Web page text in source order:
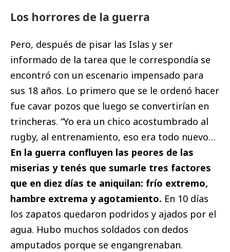
Los horrores de la guerra
Pero, después de pisar las Islas y ser
informado de la tarea que le correspondía se
encontró con un escenario impensado para
sus 18 años. Lo primero que se le ordenó hacer
fue cavar pozos que luego se convertirían en
trincheras. “Yo era un chico acostumbrado al
rugby, al entrenamiento, eso era todo nuevo…
En la guerra confluyen las peores de las
miserias y tenés que sumarle tres factores
que en diez días te aniquilan: frío extremo,
hambre extrema y agotamiento. En 10 días
los zapatos quedaron podridos y ajados por el
agua. Hubo muchos soldados con dedos
amputados porque se engangrenaban.